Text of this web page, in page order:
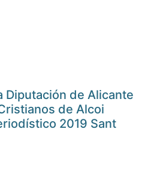
Diputación de Alicante
de Alcoi
2019 Sant